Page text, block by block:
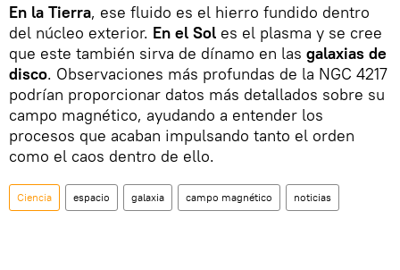
En la Tierra, ese fluido es el hierro fundido dentro
del núcleo exterior. En el Sol es el plasma y se cree
que este también sirva de dínamo en las galaxias de
disco. Observaciones más profundas de la NGC 4217
podrían proporcionar datos más detallados sobre su
campo magnético, ayudando a entender los
procesos que acaban impulsando tanto el orden
como el caos dentro de ello.
Ciencia espacio galaxia campo magnético noticias